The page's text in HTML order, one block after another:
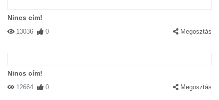
Nincs cím!
13036 0 Megosztás
Nincs cím!
12664 0 Megosztás